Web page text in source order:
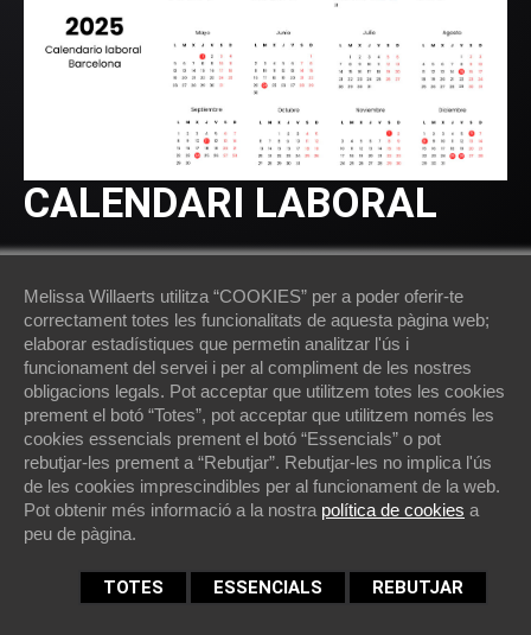
Start Project
CALENDARI LABORAL
2025-04-10/ Melissa Willaerts
Calendari Laboral
Veure
Melissa Willaerts utilitza “COOKIES” per a poder oferir-te
correctament totes les funcionalitats de aquesta pàgina web;
elaborar estadístiques que permetin analitzar l'ús i
funcionament del servei i per al compliment de les nostres
obligacions legals. Pot acceptar que utilitzem totes les cookies
prement el botó “Totes”, pot acceptar que utilitzem només les
cookies essencials prement el botó “Essencials” o pot
rebutjar-les prement a “Rebutjar”. Rebutjar-les no implica l'ús
de les cookies imprescindibles per al funcionament de la web.
Pot obtenir més informació a la nostra política de cookies a
peu de pàgina.
TOTES ESSENCIALS REBUTJAR